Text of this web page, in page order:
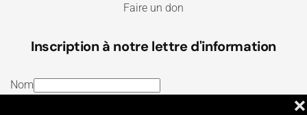
❌
Faire un don
Inscription à notre lettre d'information
Nom